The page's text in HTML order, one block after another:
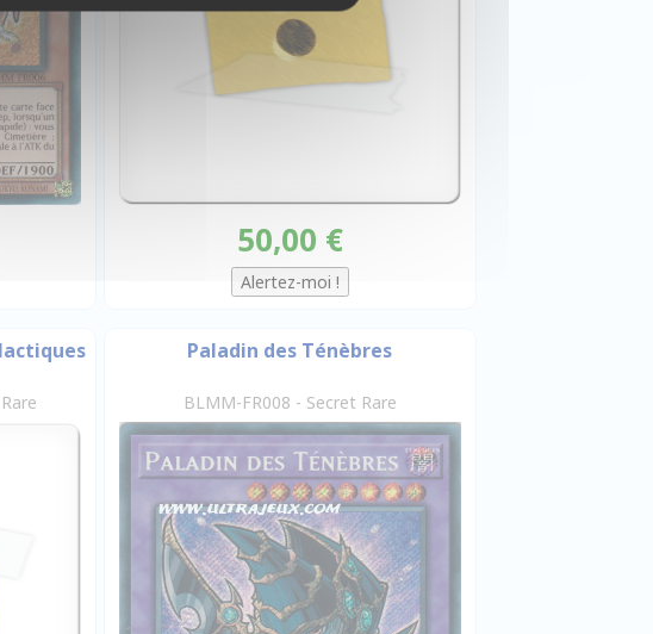
50,00 €
Paladin des Ténèbres
BLMM-FR008 - Secret Rare